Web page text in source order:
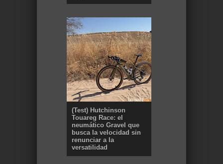
(Test) Hutchinson
Touareg Race: el
neumático Gravel que
busca la velocidad sin
renunciar a la
versatilidad